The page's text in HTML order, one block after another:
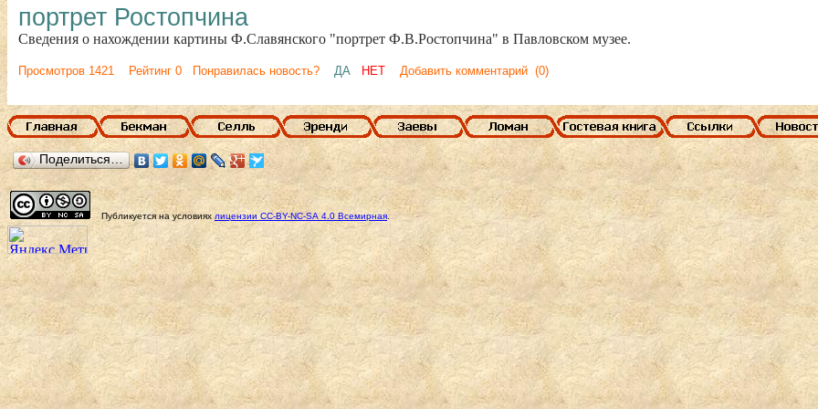
портрет Ростопчина
Сведения о нахождении картины Ф.Славянского "портрет Ф.В.Ростопчина" в Павловском музее.
Просмотров 1421 Рейтинг 0 Понравилась новость? ДА НЕТ Добавить комментарий (0)
Поделиться…
Публикуется на условиях лицензии CC-BY-NC-SA 4.0 Всемирная.